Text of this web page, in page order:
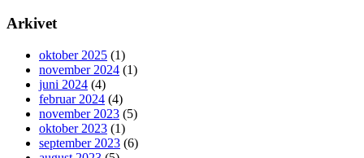
Arkivet
oktober 2025 (1)
november 2024 (1)
juni 2024 (4)
februar 2024 (4)
november 2023 (5)
oktober 2023 (1)
september 2023 (6)